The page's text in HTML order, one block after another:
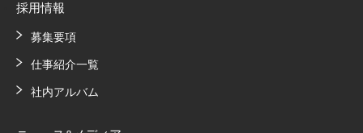
採用情報
募集要項
仕事紹介一覧
社内アルバム